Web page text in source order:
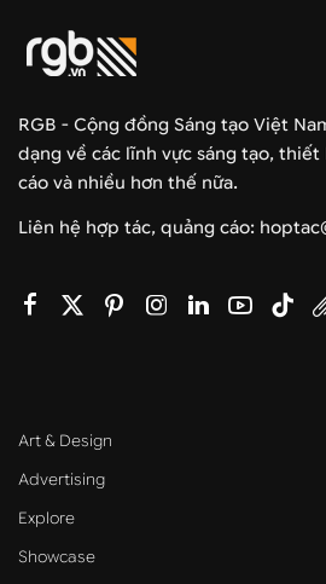
RGB - Cộng đồng Sáng tạo Việt
dạng về các lĩnh vực sáng tạo,
cáo và nhiều hơn thế nữa.
Liên hệ hợp tác, quảng cáo:
Art & Design
Advertising
Explore
Showcase